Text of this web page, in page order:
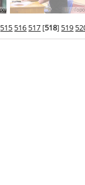
515 516 517 [518] 519